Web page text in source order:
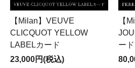
【Milan】VEUVE
CLICQUOT YELLOW
LABELカード
23,000円(税込)
【
ード